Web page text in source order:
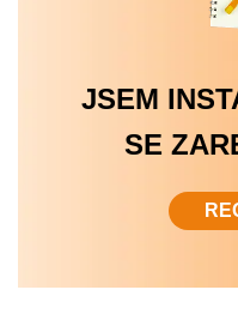
JSEM
SE